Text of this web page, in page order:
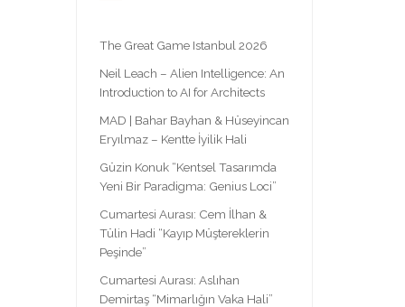
The Great Game Istanbul 2026
Neil Leach – Alien Intelligence: An
Introduction to AI for Architects
MAD | Bahar Bayhan & Hüseyincan
Eryılmaz – Kentte İyilik Hali
Güzin Konuk “Kentsel Tasarımda
Yeni Bir Paradigma: Genius Loci”
Cumartesi Aurası: Cem İlhan &
Tülin Hadi “Kayıp Müştereklerin
Peşinde”
Cumartesi Aurası: Aslıhan
Demirtaş “Mimarlığın Vaka Hali”